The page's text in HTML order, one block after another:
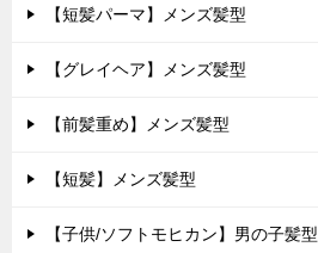
【短髪パーマ】メンズ髪型
【グレイヘア】メンズ髪型
【前髪重め】メンズ髪型
【短髪】メンズ髪型
【子供/ソフトモヒカン】男の子髪型